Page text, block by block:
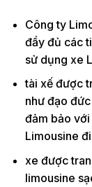
Công ty
đầy đủ các
sử dụng xe
tài xế được
như đạo
đảm bảo
Limousine
xe được
limousine